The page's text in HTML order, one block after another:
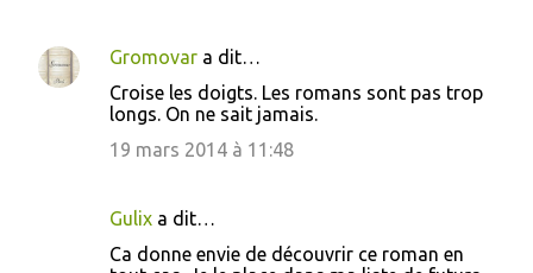
Gromovar a dit…
Croise les doigts. Les romans sont pas trop
longs. On ne sait jamais.
19 mars 2014 à 11:48
Gulix a dit…
Ca donne envie de découvrir ce roman en